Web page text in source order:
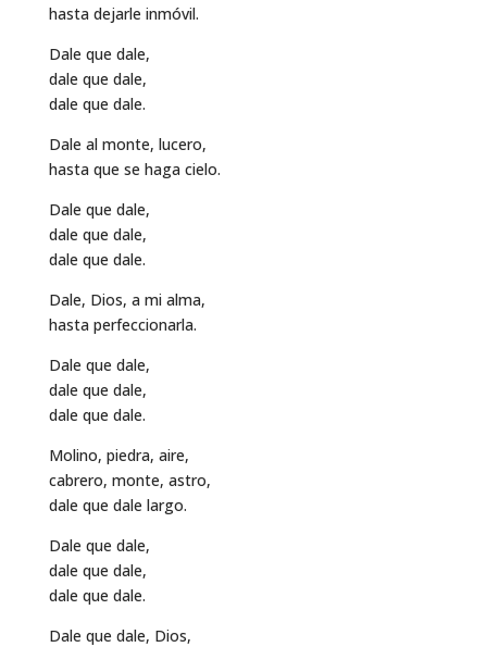
hasta dejarle inmóvil.
Dale que dale,
dale que dale,
dale que dale.
Dale al monte, lucero,
hasta que se haga cielo.
Dale que dale,
dale que dale,
dale que dale.
Dale, Dios, a mi alma,
hasta perfeccionarla.
Dale que dale,
dale que dale,
dale que dale.
Molino, piedra, aire,
cabrero, monte, astro,
dale que dale largo.
Dale que dale,
dale que dale,
dale que dale.
Dale que dale, Dios,